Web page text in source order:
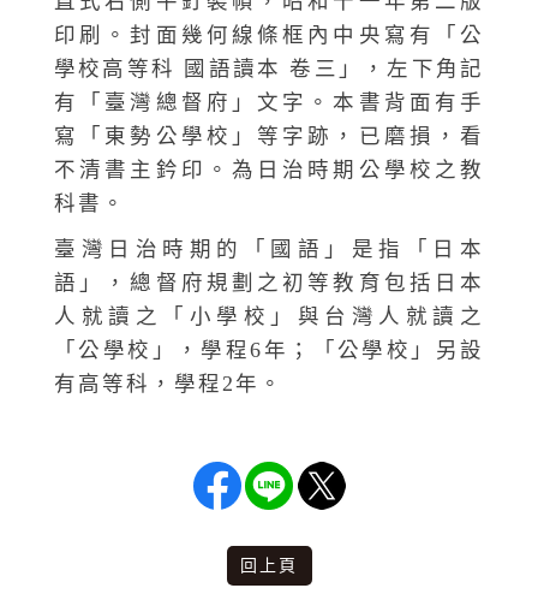
印刷。封面幾何線條框內中央寫有「公
學校高等科 國語讀本 卷三」，左下角記
有「臺灣總督府」文字。本書背面有手
寫「東勢公學校」等字跡，已磨損，看
不清書主鈐印。為日治時期公學校之教
科書。
臺灣日治時期的「國語」是指「日本
語」，總督府規劃之初等教育包括日本
人就讀之「小學校」與台灣人就讀之
「公學校」，學程6年；「公學校」另設
有高等科，學程2年。
回上頁